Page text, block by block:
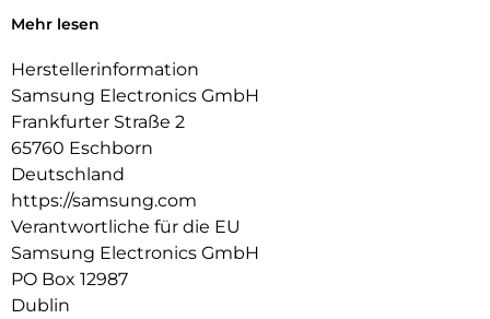
15 W Schnellladen, um bereit zu sein:
Gib deinen Geräten die leistungsstarke Ladeunterstützung,
die sie verdienen. Genieße 15 Watt-Schnellladen mit einer
breiten Palette an technischen Geräten mit USB Type-C
Anschluss.
Sichere Stromversorgung für dein Gerät:
Schütze deine Geräte vor Überstrom, Kurzschlüssen und
hohen Temperaturen. Lade dein Gerät auch in instabilen
elektrischen Umgebungen sicher auf, ohne dir Gedanken
über Rauschen und Leckstrom machen zu müssen.
Mehr lesen
Herstellerinformation
Samsung Electronics GmbH
Frankfurter Straße 2
65760 Eschborn
Deutschland
https://samsung.com
Verantwortliche für die EU
Samsung Electronics GmbH
PO Box 12987
Dublin